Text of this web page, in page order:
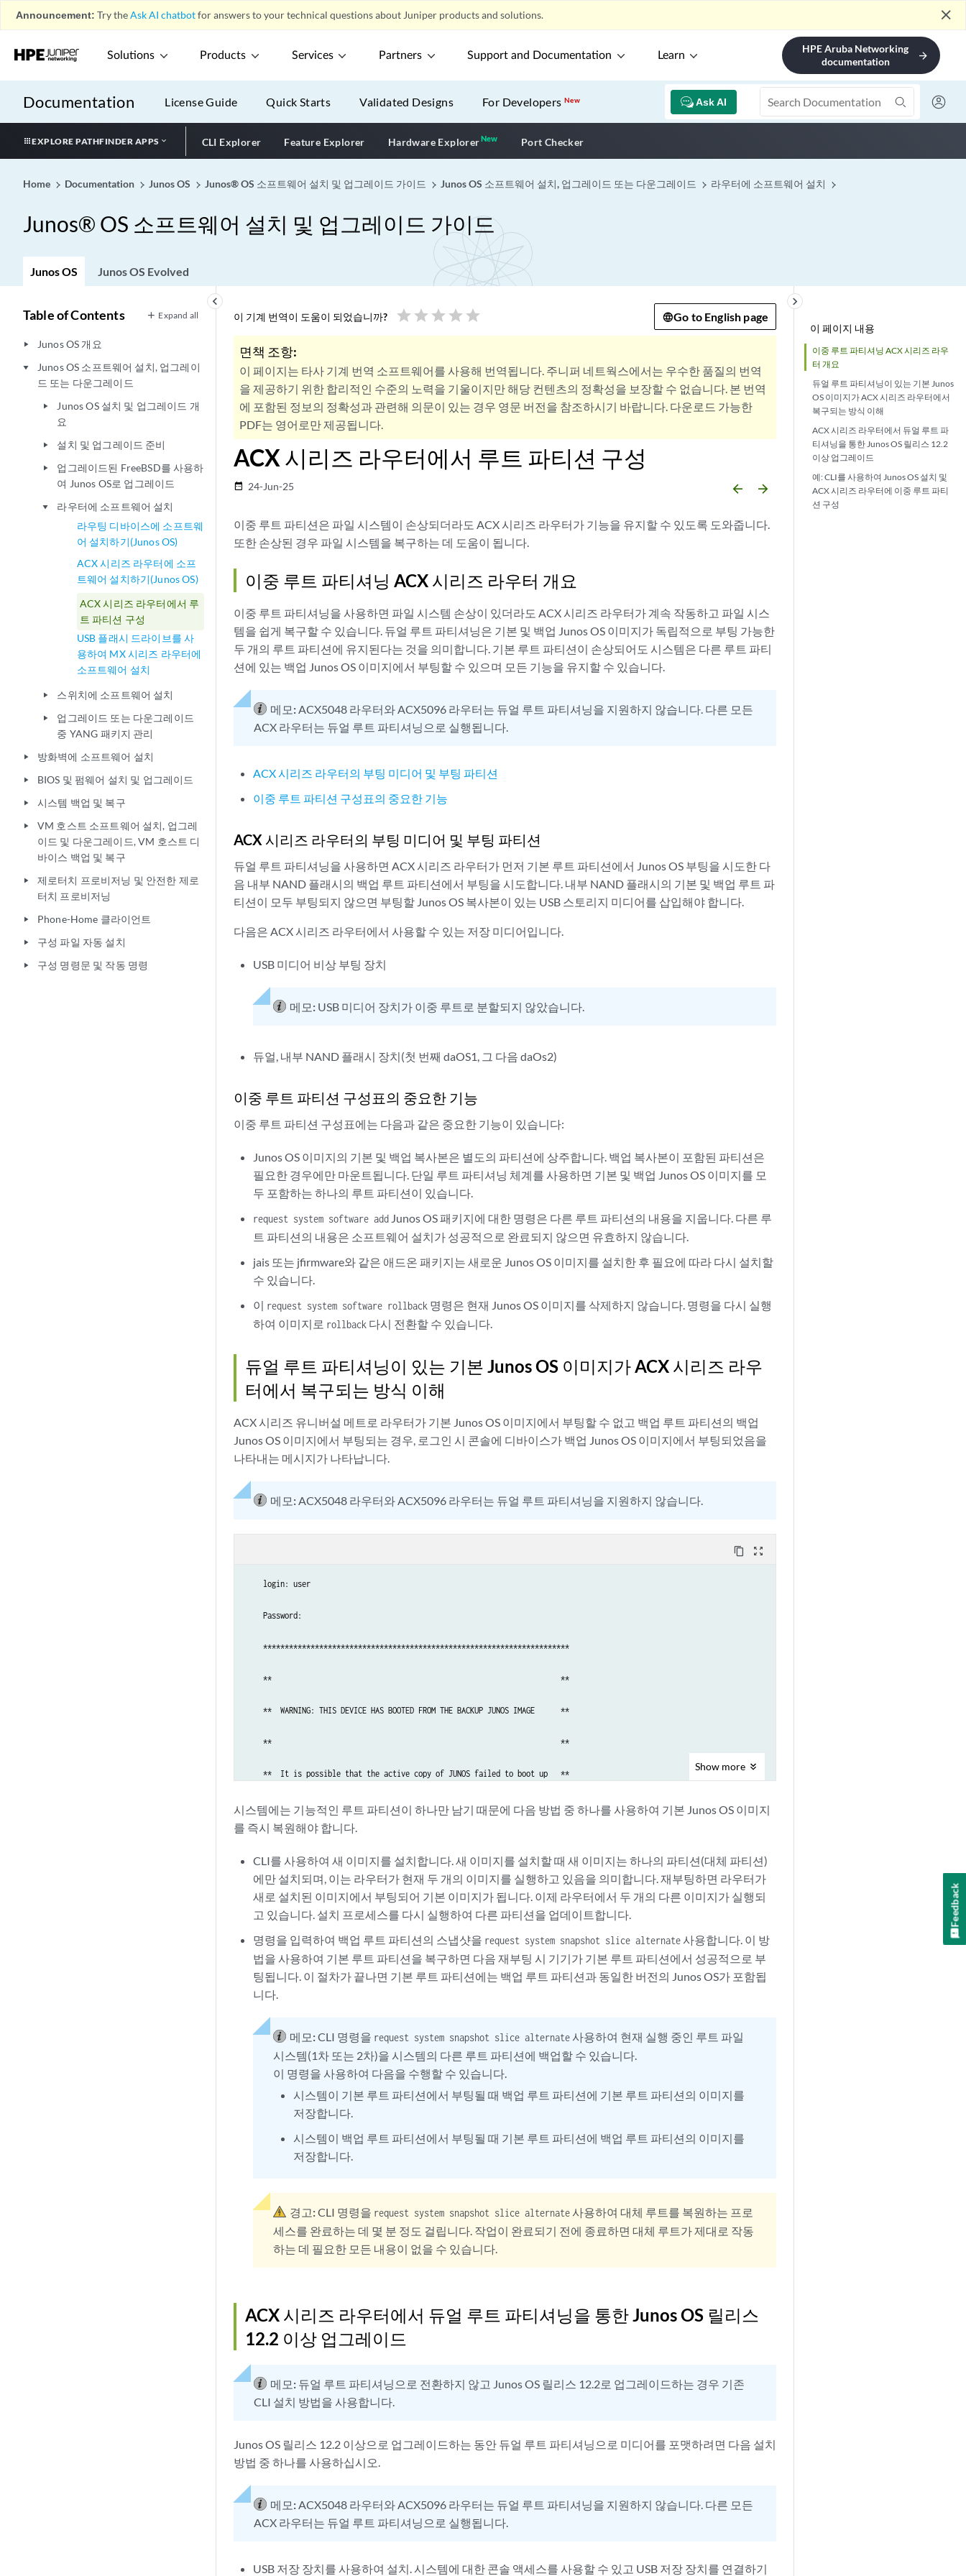
Announcement: Try theAsk AI chatbotfor answers to your technical questions about Juniper products and solutions. close
Solutions Products Services Partners Support and Documentation Learn
HPE Aruba Networking
documentation
arrow_forward
Documentation Ask AI
License Guide Quick Starts Validated Designs For DevelopersNew
EXPLORE PATHFINDER APPS CLI Explorer Feature Explorer Hardware ExplorerNewNew application
Port Checker
Home Documentation Junos OS Junos® OS 소프트웨어 설치 및 업그레이드 가이드 Junos OS 소프트웨어 설치, 업그레이드 또는 다운그레이드 라우터에 소프트웨어 설치
Junos® OS 소프트웨어 설치 및 업그레이드 가이드
Junos OS Junos OS Evolved
keyboard_arrow_left
Table of Contents Expand all
play_arrow Junos OS 개요
play_arrow
Junos OS 소프트웨어 설치, 업그레이
드 또는 다운그레이드
play_arrow
Junos OS 설치 및 업그레이드 개
요
play_arrow 설치 및 업그레이드 준비
play_arrow
업그레이드된 FreeBSD를 사용하
여 Junos OS로 업그레이드
play_arrow
라우터에 소프트웨어 설치
라우팅 디바이스에 소프트웨
어 설치하기(Junos OS)
ACX 시리즈 라우터에 소프
트웨어 설치하기(Junos OS)
ACX 시리즈 라우터에서 루
트 파티션 구성
USB 플래시 드라이브를 사
용하여 MX 시리즈 라우터에
소프트웨어 설치
play_arrow 스위치에 소프트웨어 설치
play_arrow
업그레이드 또는 다운그레이드
중 YANG 패키지 관리
play_arrow 방화벽에 소프트웨어 설치
play_arrow BIOS 및 펌웨어 설치 및 업그레이드
play_arrow 시스템 백업 및 복구
play_arrow
VM 호스트 소프트웨어 설치, 업그레
이드 및 다운그레이드, VM 호스트 디
바이스 백업 및 복구
play_arrow
제로터치 프로비저닝 및 안전한 제로
터치 프로비저닝
play_arrow Phone-Home 클라이언트
play_arrow 구성 파일 자동 설치
play_arrow 구성 명령문 및 작동 명령
이 페이지 내용
이중 루트 파티셔닝 ACX 시리즈 라우
터 개요
듀얼 루트 파티셔닝이 있는 기본 Junos
OS 이미지가 ACX 시리즈 라우터에서
복구되는 방식 이해
ACX 시리즈 라우터에서 듀얼 루트 파
티셔닝을 통한 Junos OS 릴리스 12.2
이상 업그레이드
예: CLI를 사용하여 Junos OS 설치 및
ACX 시리즈 라우터에 이중 루트 파티
션 구성
keyboard_arrow_right
이 기계 번역이 도움이 되었습니까? star star star star star Go to English page
면책 조항:
이 페이지는 타사 기계 번역 소프트웨어를 사용해 번역됩니다. 주니퍼 네트웍스에서는 우수한 품질의 번역
을 제공하기 위한 합리적인 수준의 노력을 기울이지만 해당 컨텐츠의 정확성을 보장할 수 없습니다. 본 번역
에 포함된 정보의 정확성과 관련해 의문이 있는 경우 영문 버전을 참조하시기 바랍니다. 다운로드 가능한
PDF는 영어로만 제공됩니다.
ACX 시리즈 라우터에서 루트 파티션 구성
date_range 24-Jun-25 arrow_backward arrow_forward
이중 루트 파티션은 파일 시스템이 손상되더라도 ACX 시리즈 라우터가 기능을 유지할 수 있도록 도와줍니다.
또한 손상된 경우 파일 시스템을 복구하는 데 도움이 됩니다.
이중 루트 파티셔닝 ACX 시리즈 라우터 개요
이중 루트 파티셔닝을 사용하면 파일 시스템 손상이 있더라도 ACX 시리즈 라우터가 계속 작동하고 파일 시스
템을 쉽게 복구할 수 있습니다. 듀얼 루트 파티셔닝은 기본 및 백업 Junos OS 이미지가 독립적으로 부팅 가능한
두 개의 루트 파티션에 유지된다는 것을 의미합니다. 기본 루트 파티션이 손상되어도 시스템은 다른 루트 파티
션에 있는 백업 Junos OS 이미지에서 부팅할 수 있으며 모든 기능을 유지할 수 있습니다.
메모:ACX5048 라우터와 ACX5096 라우터는 듀얼 루트 파티셔닝을 지원하지 않습니다. 다른 모든
ACX 라우터는 듀얼 루트 파티셔닝으로 실행됩니다.
ACX 시리즈 라우터의 부팅 미디어 및 부팅 파티션
이중 루트 파티션 구성표의 중요한 기능
ACX 시리즈 라우터의 부팅 미디어 및 부팅 파티션
듀얼 루트 파티셔닝을 사용하면 ACX 시리즈 라우터가 먼저 기본 루트 파티션에서 Junos OS 부팅을 시도한 다
음 내부 NAND 플래시의 백업 루트 파티션에서 부팅을 시도합니다. 내부 NAND 플래시의 기본 및 백업 루트 파
티션이 모두 부팅되지 않으면 부팅할 Junos OS 복사본이 있는 USB 스토리지 미디어를 삽입해야 합니다.
다음은 ACX 시리즈 라우터에서 사용할 수 있는 저장 미디어입니다.
USB 미디어 비상 부팅 장치
메모: USB 미디어 장치가 이중 루트로 분할되지 않았습니다.
듀얼, 내부 NAND 플래시 장치(첫 번째 daOS1, 그 다음 daOs2)
이중 루트 파티션 구성표의 중요한 기능
이중 루트 파티션 구성표에는 다음과 같은 중요한 기능이 있습니다:
Junos OS 이미지의 기본 및 백업 복사본은 별도의 파티션에 상주합니다. 백업 복사본이 포함된 파티션은
필요한 경우에만 마운트됩니다. 단일 루트 파티셔닝 체계를 사용하면 기본 및 백업 Junos OS 이미지를 모
두 포함하는 하나의 루트 파티션이 있습니다.
request system software add Junos OS 패키지에 대한 명령은 다른 루트 파티션의 내용을 지웁니다. 다른 루
트 파티션의 내용은 소프트웨어 설치가 성공적으로 완료되지 않으면 유효하지 않습니다.
jais 또는 jfirmware와 같은 애드온 패키지는 새로운 Junos OS 이미지를 설치한 후 필요에 따라 다시 설치할
수 있습니다.
이 request system software rollback 명령은 현재 Junos OS 이미지를 삭제하지 않습니다. 명령을 다시 실행
하여 이미지로 rollback 다시 전환할 수 있습니다.
듀얼 루트 파티셔닝이 있는 기본 Junos OS 이미지가 ACX 시리즈 라우
터에서 복구되는 방식 이해
ACX 시리즈 유니버설 메트로 라우터가 기본 Junos OS 이미지에서 부팅할 수 없고 백업 루트 파티션의 백업
Junos OS 이미지에서 부팅되는 경우, 로그인 시 콘솔에 디바이스가 백업 Junos OS 이미지에서 부팅되었음을
나타내는 메시지가 나타납니다.
메모:ACX5048 라우터와 ACX5096 라우터는 듀얼 루트 파티셔닝을 지원하지 않습니다.
content_copy zoom_out_map
    login: user
    Password:
    ***********************************************************************
    **                                                                   **
    **  WARNING: THIS DEVICE HAS BOOTED FROM THE BACKUP JUNOS IMAGE      **
    **                                                                   **
    **  It is possible that the active copy of JUNOS failed to boot up   **
    **  properly, and so this device has booted from the backup copy.    **
    **                                                                   **
    **  Please re-install JUNOS to recover the active copy in case       **
    **  it has been corrupted.                                           **
    ***********************************************************************
Show more
시스템에는 기능적인 루트 파티션이 하나만 남기 때문에 다음 방법 중 하나를 사용하여 기본 Junos OS 이미지
를 즉시 복원해야 합니다.
CLI를 사용하여 새 이미지를 설치합니다. 새 이미지를 설치할 때 새 이미지는 하나의 파티션(대체 파티션)
에만 설치되며, 이는 라우터가 현재 두 개의 이미지를 실행하고 있음을 의미합니다. 재부팅하면 라우터가
새로 설치된 이미지에서 부팅되어 기본 이미지가 됩니다. 이제 라우터에서 두 개의 다른 이미지가 실행되
고 있습니다. 설치 프로세스를 다시 실행하여 다른 파티션을 업데이트합니다.
명령을 입력하여 백업 루트 파티션의 스냅샷을 request system snapshot slice alternate사용합니다. 이 방
법을 사용하여 기본 루트 파티션을 복구하면 다음 재부팅 시 기기가 기본 루트 파티션에서 성공적으로 부
팅됩니다. 이 절차가 끝나면 기본 루트 파티션에는 백업 루트 파티션과 동일한 버전의 Junos OS가 포함됩
니다.
메모:CLI 명령을 request system snapshot slice alternate사용하여 현재 실행 중인 루트 파일
시스템(1차 또는 2차)을 시스템의 다른 루트 파티션에 백업할 수 있습니다.
이 명령을 사용하여 다음을 수행할 수 있습니다.
시스템이 기본 루트 파티션에서 부팅될 때 백업 루트 파티션에 기본 루트 파티션의 이미지를
저장합니다.
시스템이 백업 루트 파티션에서 부팅될 때 기본 루트 파티션에 백업 루트 파티션의 이미지를
저장합니다.
경고:CLI 명령을 request system snapshot slice alternate사용하여 대체 루트를 복원하는 프로
세스를 완료하는 데 몇 분 정도 걸립니다. 작업이 완료되기 전에 종료하면 대체 루트가 제대로 작동
하는 데 필요한 모든 내용이 없을 수 있습니다.
ACX 시리즈 라우터에서 듀얼 루트 파티셔닝을 통한 Junos OS 릴리스
12.2 이상 업그레이드
메모: 듀얼 루트 파티셔닝으로 전환하지 않고 Junos OS 릴리스 12.2로 업그레이드하는 경우 기존
CLI 설치 방법을 사용합니다.
Junos OS 릴리스 12.2 이상으로 업그레이드하는 동안 듀얼 루트 파티셔닝으로 미디어를 포맷하려면 다음 설치
방법 중 하나를 사용하십시오.
메모:ACX5048 라우터와 ACX5096 라우터는 듀얼 루트 파티셔닝을 지원하지 않습니다. 다른 모든
ACX 라우터는 듀얼 루트 파티셔닝으로 실행됩니다.
USB 저장 장치를 사용하여 설치. 시스템에 대한 콘솔 액세스를 사용할 수 있고 USB 저장 장치를 연결하기
Feedback